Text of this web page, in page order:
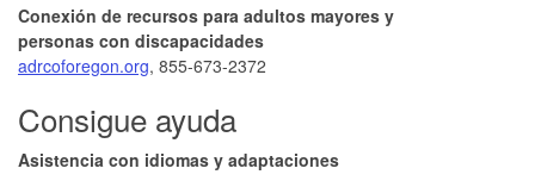
Conexión de recursos para adultos mayores y
personas con discapacidades
adrcoforegon.org, 855-673-2372
Consigue ayuda
Asistencia con idiomas y adaptaciones